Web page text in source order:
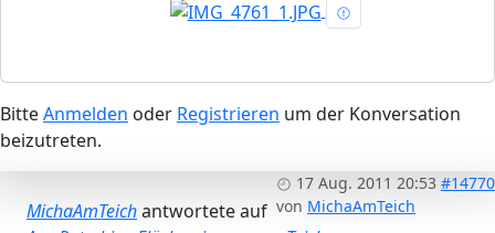
BitteAnmelden oder Registrieren um der Konversation
beizutreten.
17 Aug. 2011 20:53 #14770
von MichaAmTeich
MichaAmTeichantwortete auf